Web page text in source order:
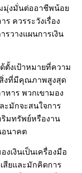
มุ่งมั่นต่ออาชีพน้อย
ควรระวังเรื่อง
วางแผนการเงิน
ตั้งเป้าหมายที่ความ
สิ่งที่มีคุณภาพสูงสุด
หาร พวกเขามอง
ะมักจะสนใจการ
มทรัพย์หรืองาน
อนาคต
งเงินเป็นเครื่องมือ
สียและมักคิดการ